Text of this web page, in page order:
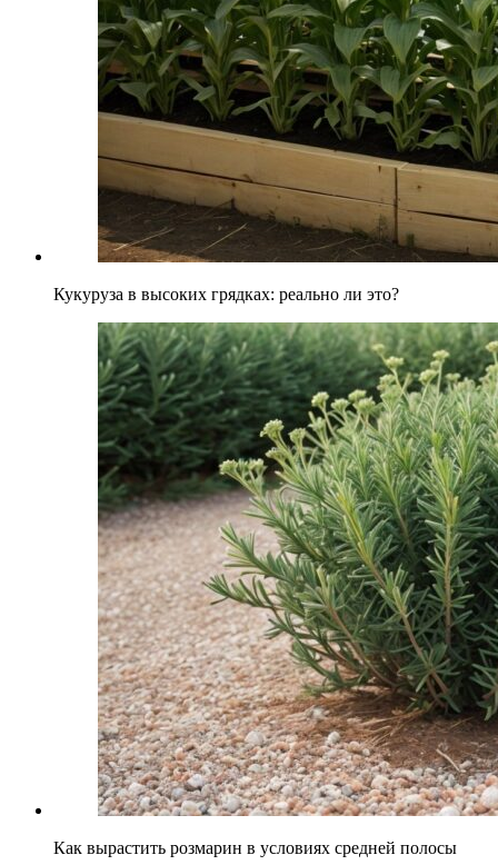
Кукуруза в высоких грядках: реально ли это?
Как вырастить розмарин в условиях средней полосы